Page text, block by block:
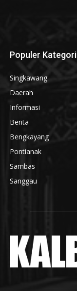
Populer Kategori
Singkawang
Daerah
Informasi
Berita
Bengkayang
Pontianak
Sambas
Sanggau